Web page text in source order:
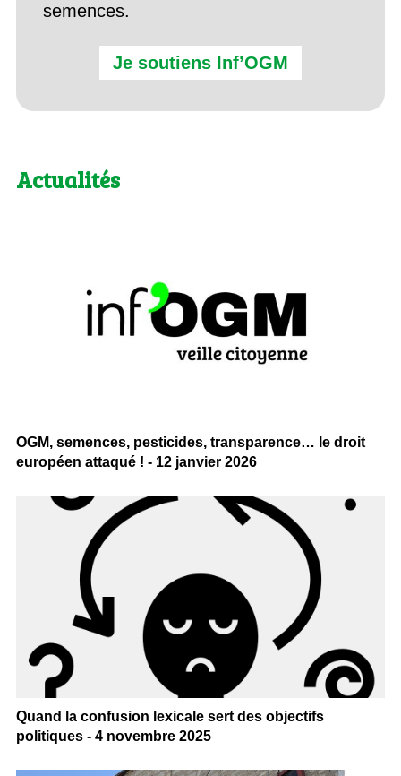
semences.
Je soutiens Inf’OGM
Actualités
OGM, semences, pesticides, transparence… le droit
européen attaqué ! - 12 janvier 2026
Quand la confusion lexicale sert des objectifs
politiques - 4 novembre 2025